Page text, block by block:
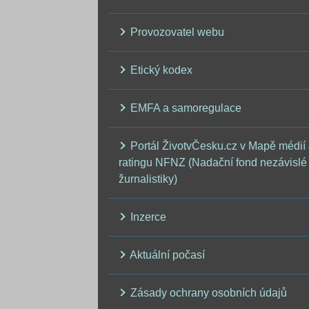
Provozovatel webu
Etický kodex
EMFA a samoregulace
Portál ŽivotvČesku.cz v Mapě médií
ratingu NFNZ (Nadační fond nezávislé
žurnalistiky)
Inzerce
Aktuální počasí
Zásady ochrany osobních údajů